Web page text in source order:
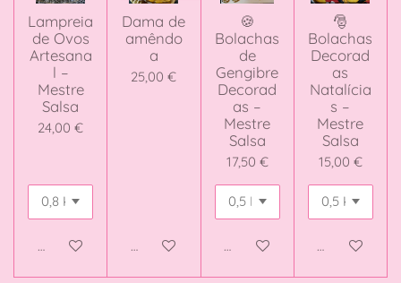
Lampreia
de Ovos
Artesana
l –
Mestre
Salsa
24,00 €
Adicionar ao carrinho
Dama de
amêndo
a
25,00 €
Adicionar ao carrinho
🍪
Bolachas
de
Gengibre
Decorad
as –
Mestre
Salsa
17,50 €
Adicionar ao carrinho
🎅
Bolachas
Decorad
as
Natalícia
s –
Mestre
Salsa
15,00 €
Adicionar ao